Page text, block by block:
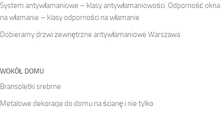
System antywłamaniowe – klasy antywłamaniowości. Odporność okna
na włamanie – klasy odporności na włamanie
Dobieramy drzwi zewnętrzne antywłamaniowe Warszawa
WOKÓŁ DOMU
Bransoletki srebrne
Metalowe dekoracje do domu na ścianę i nie tylko